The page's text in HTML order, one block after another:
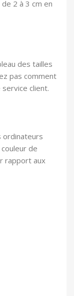
2 à 3 cm en
des tailles
pas comment
client.
ordinateurs
de
rapport aux